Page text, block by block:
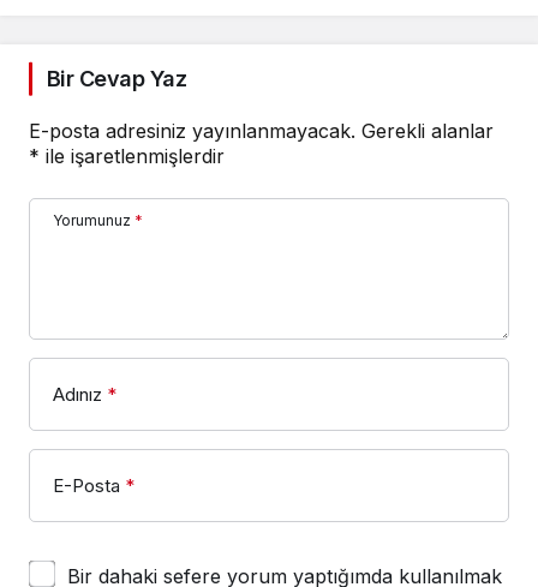
Bir Cevap Yaz
E-posta adresiniz yayınlanmayacak. Gerekli alanlar
* ile işaretlenmişlerdir
Yorumunuz *
Adınız *
E-Posta *
Bir dahaki sefere yorum yaptığımda kullanılmak